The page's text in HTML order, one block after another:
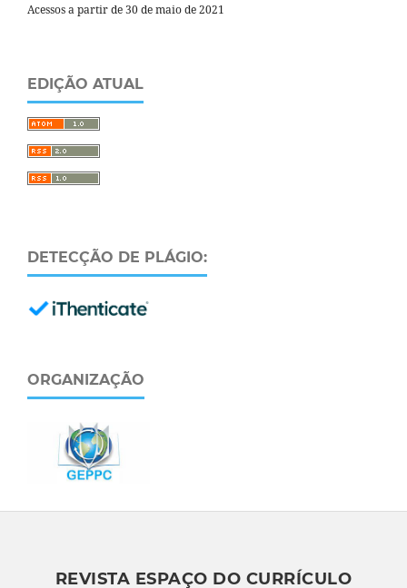
Acessos a partir de 30 de maio de 2021
EDIÇÃO ATUAL
DETECÇÃO DE PLÁGIO:
ORGANIZAÇÃO
REVISTA ESPAÇO DO CURRÍCULO